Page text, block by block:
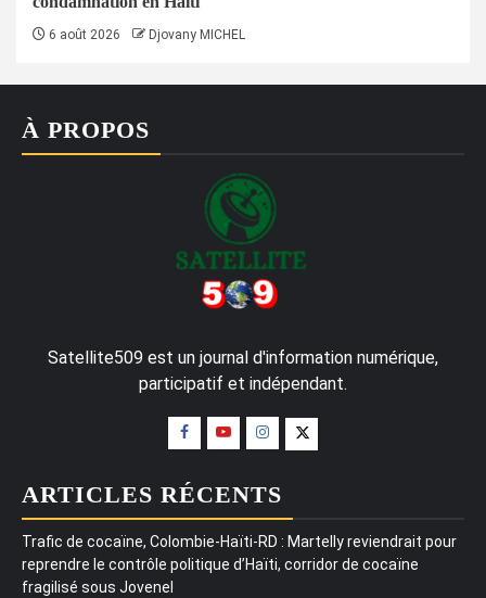
6 août 2026 Djovany MICHEL
À PROPOS
Satellite509 est un journal d'information numérique,
participatif et indépendant.
ARTICLES RÉCENTS
Trafic de cocaïne, Colombie-Haïti-RD : Martelly reviendrait pour
reprendre le contrôle politique d’Haïti, corridor de cocaïne
fragilisé sous Jovenel